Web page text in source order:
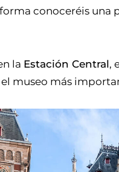
conoceréis una
la Estación Central,
museo más